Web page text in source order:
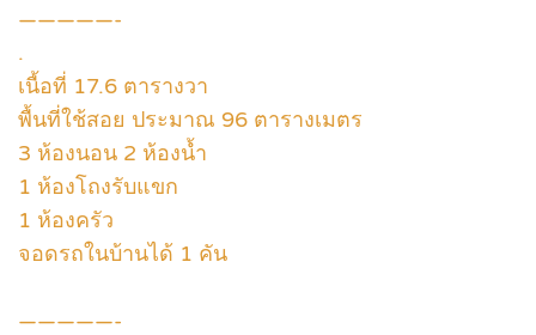
—————-
.
เนื้อที่ 17.6 ตารางวา
พื้นที่ใช้สอย ประมาณ 96 ตารางเมตร
3 ห้องนอน 2 ห้องน้ำ
1 ห้องโถงรับแขก
1 ห้องครัว
จอดรถในบ้านได้ 1 คัน
—————-